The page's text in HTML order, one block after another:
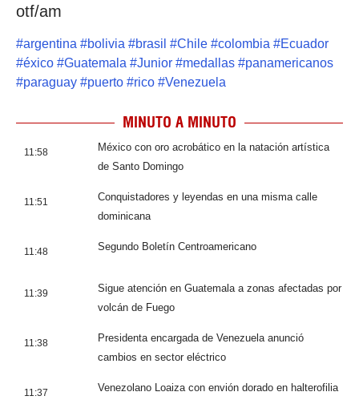
otf/am
#argentina #bolivia #brasil #Chile #colombia #Ecuador
#éxico #Guatemala #Junior #medallas #panamericanos
#paraguay #puerto #rico #Venezuela
MINUTO A MINUTO
11:58
México con oro acrobático en la natación artística
de Santo Domingo
11:51
Conquistadores y leyendas en una misma calle
dominicana
11:48 Segundo Boletín Centroamericano
11:39
Sigue atención en Guatemala a zonas afectadas por
volcán de Fuego
11:38
Presidenta encargada de Venezuela anunció
cambios en sector eléctrico
11:37
Venezolano Loaiza con envión dorado en halterofilia